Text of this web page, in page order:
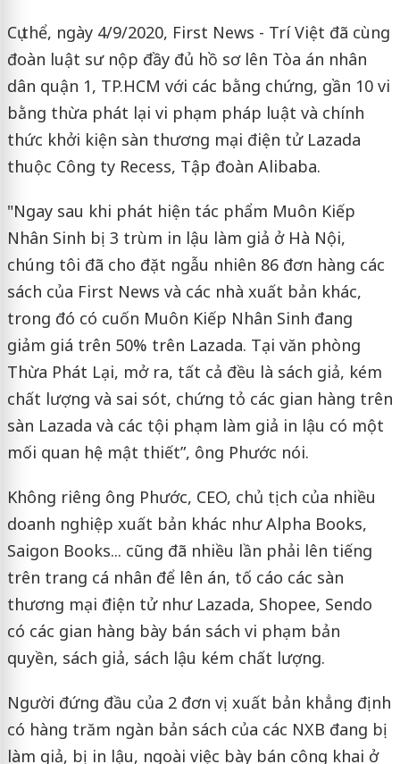
Cụ thể, ngày 4/9/2020, First News - Trí Việt đã cùng
đoàn luật sư nộp đầy đủ hồ sơ lên Tòa án nhân
dân quận 1, TP.HCM với các bằng chứng, gần 10 vi
bằng thừa phát lại vi phạm pháp luật và chính
thức khởi kiện sàn thương mại điện tử Lazada
thuộc Công ty Recess, Tập đoàn Alibaba.
"Ngay sau khi phát hiện tác phẩm Muôn Kiếp
Nhân Sinh bị 3 trùm in lậu làm giả ở Hà Nội,
chúng tôi đã cho đặt ngẫu nhiên 86 đơn hàng các
sách của First News và các nhà xuất bản khác,
trong đó có cuốn Muôn Kiếp Nhân Sinh đang
giảm giá trên 50% trên Lazada. Tại văn phòng
Thừa Phát Lại, mở ra, tất cả đều là sách giả, kém
chất lượng và sai sót, chứng tỏ các gian hàng trên
sàn Lazada và các tội phạm làm giả in lậu có một
mối quan hệ mật thiết”, ông Phước nói.
Không riêng ông Phước, CEO, chủ tịch của nhiều
doanh nghiệp xuất bản khác như Alpha Books,
Saigon Books... cũng đã nhiều lần phải lên tiếng
trên trang cá nhân để lên án, tố cáo các sàn
thương mại điện tử như Lazada, Shopee, Sendo
có các gian hàng bày bán sách vi phạm bản
quyền, sách giả, sách lậu kém chất lượng.
Người đứng đầu của 2 đơn vị xuất bản khẳng định
có hàng trăm ngàn bản sách của các NXB đang bị
làm giả, bị in lậu, ngoài việc bày bán công khai ở